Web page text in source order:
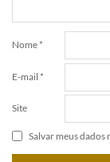
Nome *
E-mail *
Site
Salvar meus dados